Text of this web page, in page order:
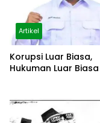
Artikel
Korupsi Luar Biasa,
Hukuman Luar Biasa